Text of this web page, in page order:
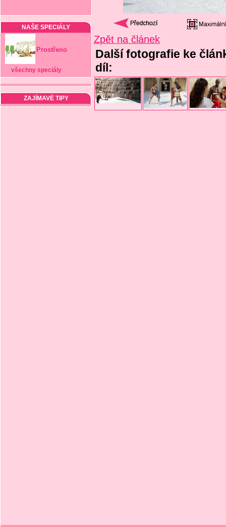
NAŠE SPECIÁLY
Prostřeno
všechny speciály
ZAJÍMAVÉ TIPY
Zpět na článek
Další fotografie ke
díl: